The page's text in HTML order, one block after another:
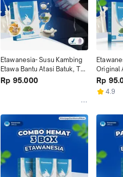
Etawanesia- Susu Kambing
Etawa Bantu Atasi Batuk, Tbc
& Pembersih paru
Rp 95.000
Original
dan
Rp
4.9